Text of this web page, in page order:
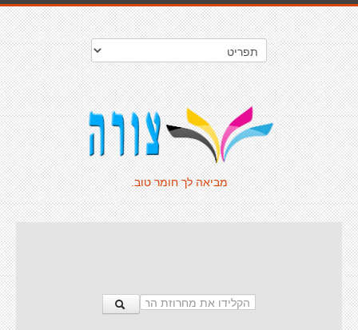
מביאה לך חומר טוב.